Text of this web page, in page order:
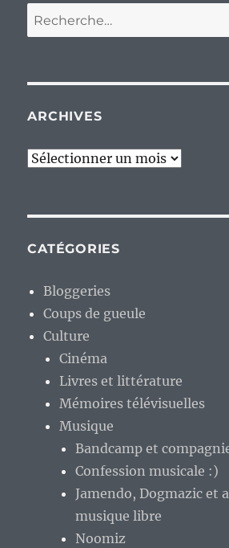
Recherche
pour :
ARCHIVES
Archives
CATÉGORIES
Bloggeries
Coups de gueule
Culture
Cinéma
Livres et littérature
Mémoires télévisuelles
Musique
Bandcamp et
Confession musicale :)
Jamendo, Dogmazic et
musique libre
Noomiz